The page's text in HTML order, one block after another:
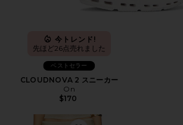
今トレンド!
先ほど26点売れました
ベストセラー
CLOUDNOVA 2 スニーカー
On
$170